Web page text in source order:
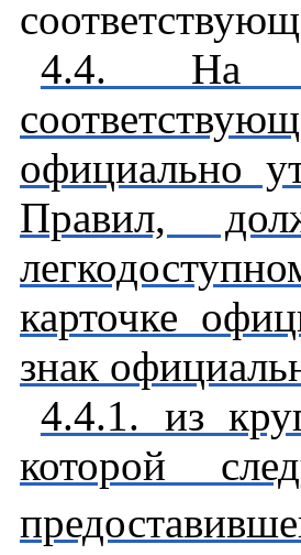
4.4. На
официально
Правил,
карточке
знак
4.4.1. из
которой